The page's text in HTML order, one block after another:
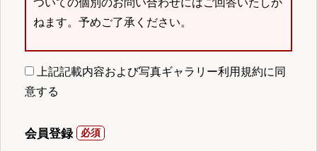
ついての個別のお問い合わせにはご回答いたしか
ねます。予めご了承ください。
上記記載内容および写真ギャラリー利用規約に同
意する
会員登録